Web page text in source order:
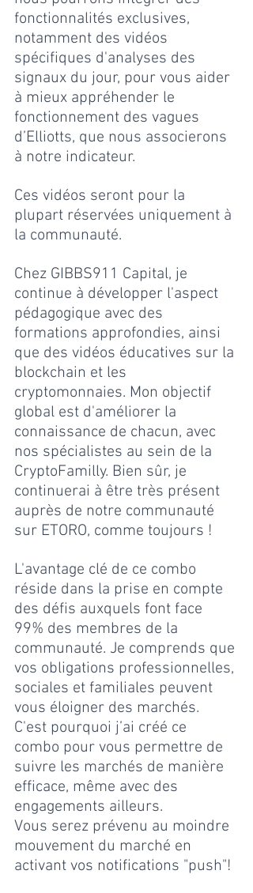
fonctionnalités exclusives,
notamment des vidéos
spécifiques d'analyses des
signaux du jour, pour vous aider
à mieux appréhender le
fonctionnement des vagues
d’Elliotts, que nous associerons
à notre indicateur.
Ces vidéos seront pour la
plupart réservées uniquement à
la communauté.
Chez GIBBS911 Capital, je
continue à développer l'aspect
pédagogique avec des
formations approfondies, ainsi
que des vidéos éducatives sur la
blockchain et les
cryptomonnaies. Mon objectif
global est d'améliorer la
connaissance de chacun, avec
nos spécialistes au sein de la
CryptoFamilly. Bien sûr, je
continuerai à être très présent
auprès de notre communauté
sur ETORO, comme toujours !
L'avantage clé de ce combo
réside dans la prise en compte
des défis auxquels font face
99% des membres de la
communauté. Je comprends que
vos obligations professionnelles,
sociales et familiales peuvent
vous éloigner des marchés.
C'est pourquoi j’ai créé ce
combo pour vous permettre de
suivre les marchés de manière
efficace, même avec des
engagements ailleurs.
Vous serez prévenu au moindre
mouvement du marché en
activant vos notifications "push"!